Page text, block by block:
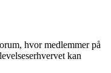
hvor medlemmer på
kan